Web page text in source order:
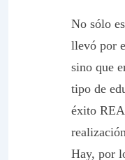
No sólo
llevó por
sino que
tipo de
éxito
Hay, por